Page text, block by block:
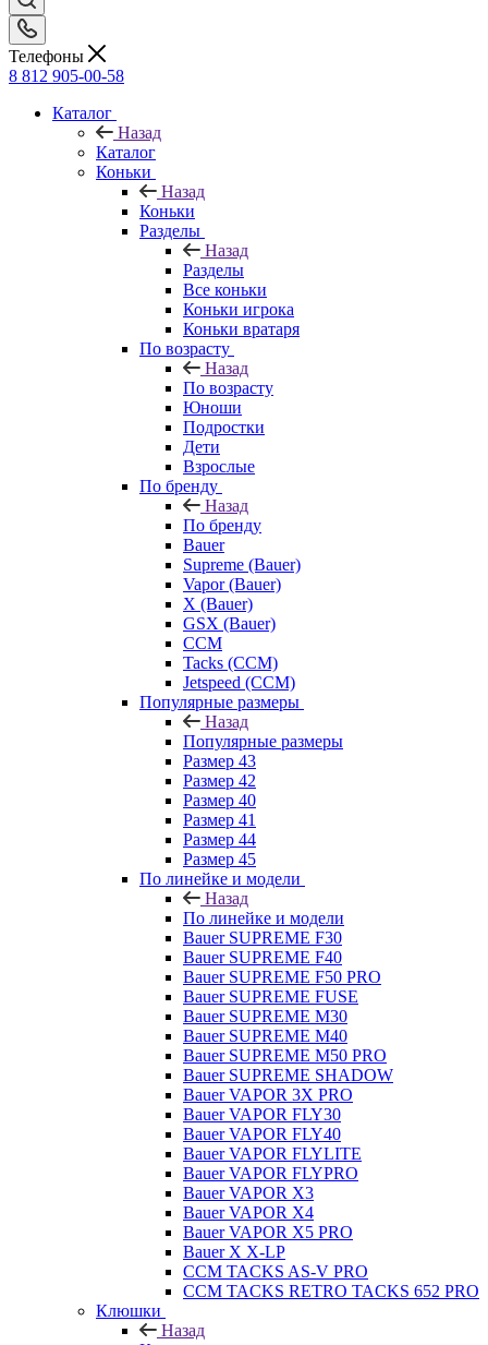
Телефоны
8 812 905-00-58
Каталог
Назад
Каталог
Коньки
Назад
Коньки
Разделы
Назад
Разделы
Все коньки
Коньки игрока
Коньки вратаря
По возрасту
Назад
По возрасту
Юноши
Подростки
Дети
Взрослые
По бренду
Назад
По бренду
Bauer
Supreme (Bauer)
Vapor (Bauer)
X (Bauer)
GSX (Bauer)
CCM
Tacks (CCM)
Jetspeed (CCM)
Популярные размеры
Назад
Популярные размеры
Размер 43
Размер 42
Размер 40
Размер 41
Размер 44
Размер 45
По линейке и модели
Назад
По линейке и модели
Bauer SUPREME F30
Bauer SUPREME F40
Bauer SUPREME F50 PRO
Bauer SUPREME FUSE
Bauer SUPREME M30
Bauer SUPREME M40
Bauer SUPREME M50 PRO
Bauer SUPREME SHADOW
Bauer VAPOR 3X PRO
Bauer VAPOR FLY30
Bauer VAPOR FLY40
Bauer VAPOR FLYLITE
Bauer VAPOR FLYPRO
Bauer VAPOR X3
Bauer VAPOR X4
Bauer VAPOR X5 PRO
Bauer X X-LP
CCM TACKS AS-V PRO
CCM TACKS RETRO TACKS 652 PRO
Клюшки
Назад